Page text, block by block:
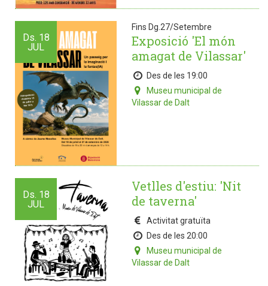
Ds. 18
JUL
Fins Dg.27/Setembre
Exposició 'El món
amagat de Vilassar'
Des de les 19:00
Museu municipal de
Vilassar de Dalt
Ds. 18
JUL
Vetlles d'estiu: 'Nit
de taverna'
Activitat gratuïta
Des de les 20:00
Museu municipal de
Vilassar de Dalt